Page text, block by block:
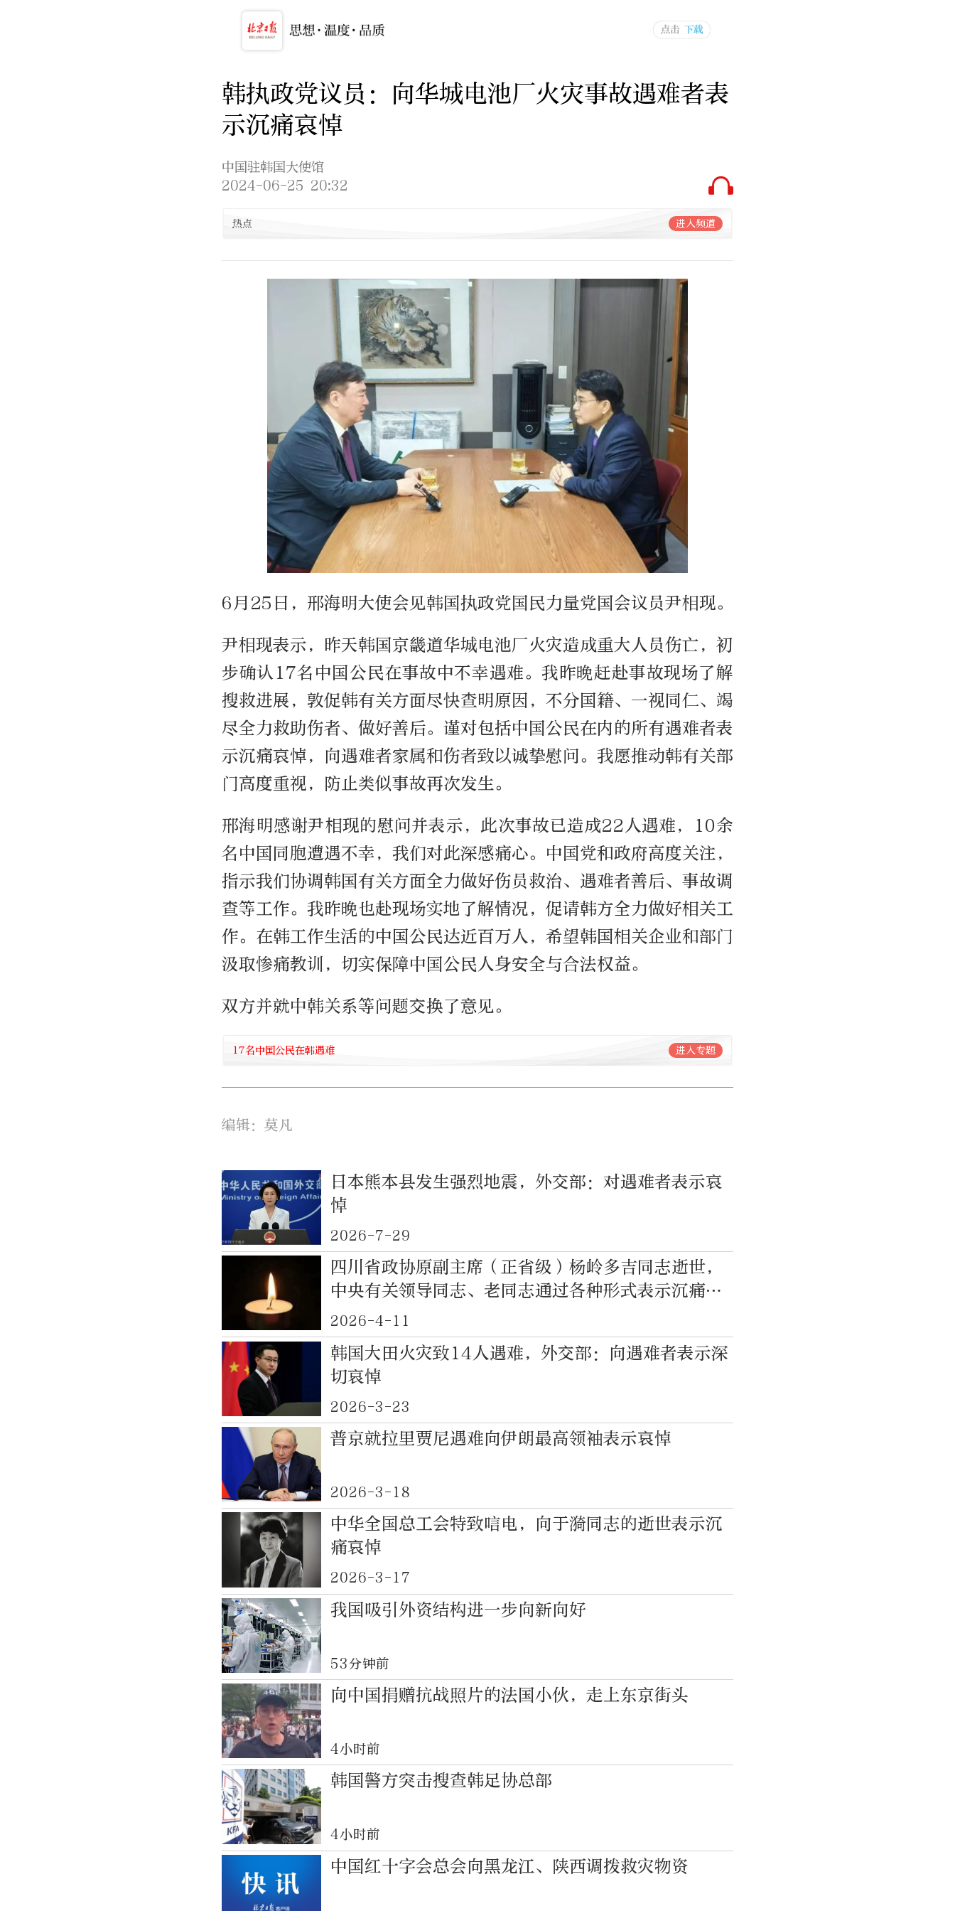
韩执政党议员：向华城电池厂火灾事故遇难者表
示沉痛哀悼
中国驻韩国大使馆
2024-06-25 20:32
热点 进入频道
6月25日，邢海明大使会见韩国执政党国民力量党国会议员尹相现。
尹相现表示，昨天韩国京畿道华城电池厂火灾造成重大人员伤亡，初
步确认17名中国公民在事故中不幸遇难。我昨晚赶赴事故现场了解
搜救进展，敦促韩有关方面尽快查明原因，不分国籍、一视同仁、竭
尽全力救助伤者、做好善后。谨对包括中国公民在内的所有遇难者表
示沉痛哀悼，向遇难者家属和伤者致以诚挚慰问。我愿推动韩有关部
门高度重视，防止类似事故再次发生。
邢海明感谢尹相现的慰问并表示，此次事故已造成22人遇难，10余
名中国同胞遭遇不幸，我们对此深感痛心。中国党和政府高度关注，
指示我们协调韩国有关方面全力做好伤员救治、遇难者善后、事故调
查等工作。我昨晚也赴现场实地了解情况，促请韩方全力做好相关工
作。在韩工作生活的中国公民达近百万人，希望韩国相关企业和部门
汲取惨痛教训，切实保障中国公民人身安全与合法权益。
双方并就中韩关系等问题交换了意见。
17名中国公民在韩遇难 进入专题
编辑：莫凡
日本熊本县发生强烈地震，外交部：对遇难者表示哀
悼
2026-7-29
四川省政协原副主席（正省级）杨岭多吉同志逝世，
中央有关领导同志、老同志通过各种形式表示沉痛哀
悼
2026-4-11
韩国大田火灾致14人遇难，外交部：向遇难者表示深
切哀悼
2026-3-23
普京就拉里贾尼遇难向伊朗最高领袖表示哀悼
2026-3-18
中华全国总工会特致唁电，向于漪同志的逝世表示沉
痛哀悼
2026-3-17
我国吸引外资结构进一步向新向好
53分钟前
向中国捐赠抗战照片的法国小伙，走上东京街头
4小时前
韩国警方突击搜查韩足协总部
4小时前
中国红十字会总会向黑龙江、陕西调拨救灾物资